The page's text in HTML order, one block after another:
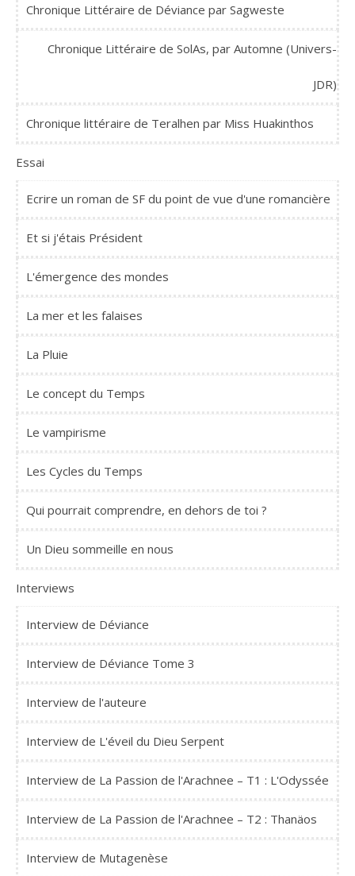
Chronique Littéraire de Déviance par Sagweste
Chronique Littéraire de SolAs, par Automne (Univers-
JDR)
Chronique littéraire de Teralhen par Miss Huakinthos
Essai
Ecrire un roman de SF du point de vue d'une romancière
Et si j'étais Président
L'émergence des mondes
La mer et les falaises
La Pluie
Le concept du Temps
Le vampirisme
Les Cycles du Temps
Qui pourrait comprendre, en dehors de toi ?
Un Dieu sommeille en nous
Interviews
Interview de Déviance
Interview de Déviance Tome 3
Interview de l'auteure
Interview de L'éveil du Dieu Serpent
Interview de La Passion de l'Arachnee – T1 : L'Odyssée
Interview de La Passion de l'Arachnee – T2 : Thanäos
Interview de Mutagenèse